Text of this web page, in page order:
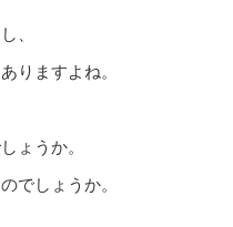
、
りますよね。
ょうか。
でしょうか。